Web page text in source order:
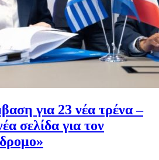
για 23 νέα τρένα –
σελίδα για τον